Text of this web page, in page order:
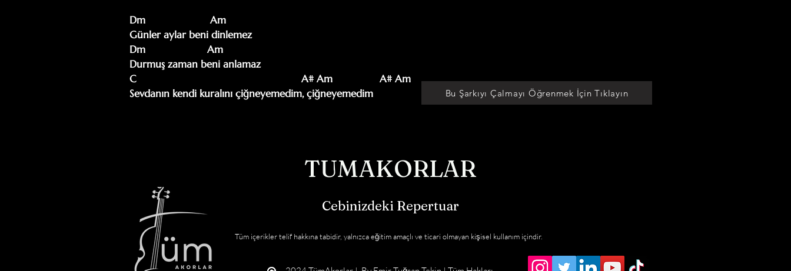
Dm                      Am
Günler aylar beni dinlemez
Dm                     Am
Durmuş zaman beni anlamaz
C                                                        A# Am                A# Am
Sevdanın kendi kuralını çiğneyemedim, çiğneyemedim
Bu Şarkıyı Çalmayı Öğrenmek İçin Tıklayın
TUMAKORLAR
Cebinizdeki Repertuar
Tüm içerikler telif hakkına tabidir, yalnızca eğitim amaçlı ve ticari olmayan kişisel kullanım içindir.